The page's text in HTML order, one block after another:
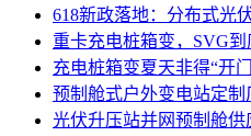
618新政落地：分布式光
重卡充电桩箱变，SVG
充电桩箱变夏天非得“开
预制舱式户外变电站定制
光伏升压站并网预制舱供